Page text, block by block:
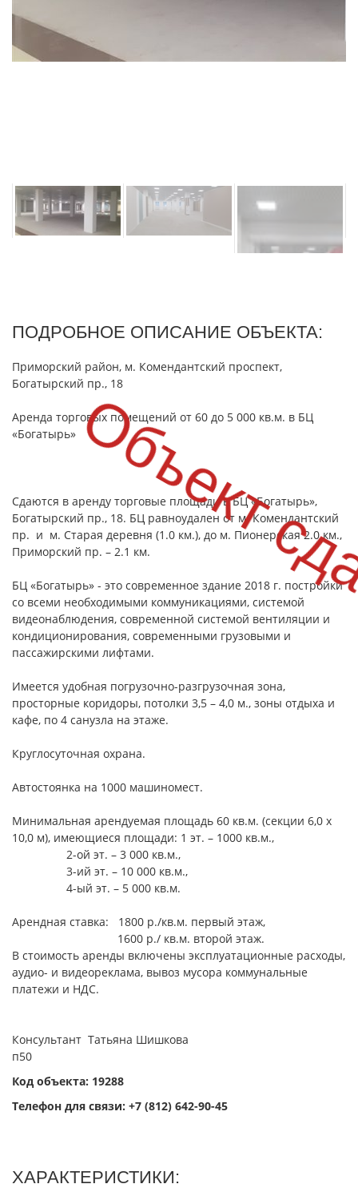
Объект
ПОДРОБНОЕ ОПИСАНИЕ ОБЪЕКТА:
Приморский район, м. Комендантский проспект,
Богатырский пр., 18
Аренда торговых помещений от 60 до 5 000 кв.м. в БЦ
«Богатырь»
Сдаются в аренду торговые площади в БЦ «Богатырь»,
Богатырский пр., 18. БЦ равноудален от м. Комендантский
пр. и м. Старая деревня (1.0 км.), до м. Пионерская 2.0 км.,
Приморский пр. – 2.1 км.
БЦ «Богатырь» - это современное здание 2018 г. постройки
со всеми необходимыми коммуникациями, системой
видеонаблюдения, современной системой вентиляции и
кондиционирования, современными грузовыми и
пассажирскими лифтами.
Имеется удобная погрузочно-разгрузочная зона,
просторные коридоры, потолки 3,5 – 4,0 м., зоны отдыха и
кафе, по 4 санузла на этаже.
Круглосуточная охрана.
Автостоянка на 1000 машиномест.
Минимальная арендуемая площадь 60 кв.м. (секции 6,0 х
10,0 м), имеющиеся площади: 1 эт. – 1000 кв.м.,
2-ой эт. – 3 000 кв.м.,
3-ий эт. – 10 000 кв.м.,
4-ый эт. – 5 000 кв.м.
Арендная ставка: 1800 р./кв.м. первый этаж,
1600 р./ кв.м. второй этаж.
В стоимость аренды включены эксплуатационные расходы,
аудио- и видеореклама, вывоз мусора коммунальные
платежи и НДС.
Консультант Татьяна Шишкова
п50
Код объекта: 19288
Телефон для связи: +7 (812) 642-90-45
ХАРАКТЕРИСТИКИ: